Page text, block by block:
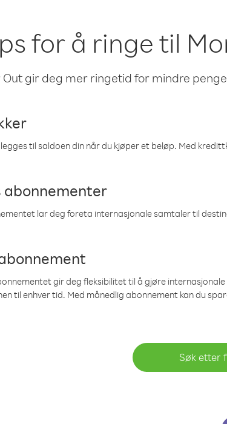
for å ringe til
Out gir deg mer ringetid for mindre
til saldoen din når du kjøper et beløp. Med
abonnementer
lar deg foreta internasjonale samtaler til
gir deg fleksibilitet til å gjøre
til enhver tid. Med månedlig abonnement kan du
Søk etter